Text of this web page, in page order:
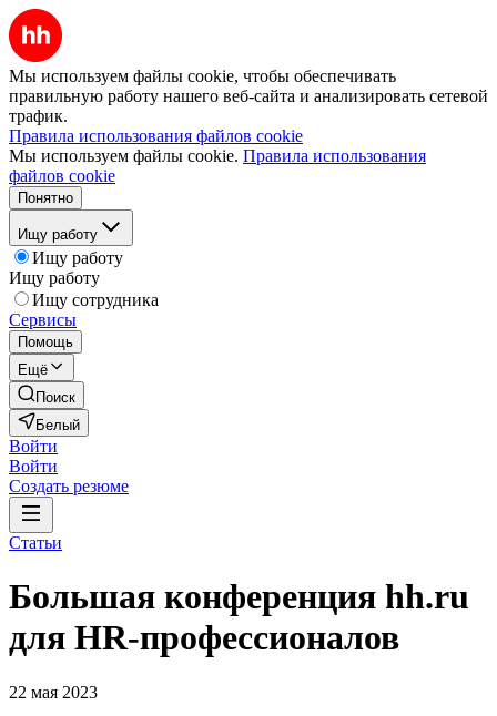
Мы используем файлы cookie, чтобы обеспечивать
правильную работу нашего веб-сайта и анализировать сетевой
трафик.
Правила использования файлов cookie
Мы используем файлы cookie. Правила использования
файлов cookie
Понятно
Ищу работу
Ищу работу
Ищу работу
Ищу сотрудника
Сервисы
Помощь
Ещё
Поиск
Белый
Войти
Войти
Создать резюме
Статьи
Большая конференция hh.ru
для HR-профессионалов
22 мая 2023